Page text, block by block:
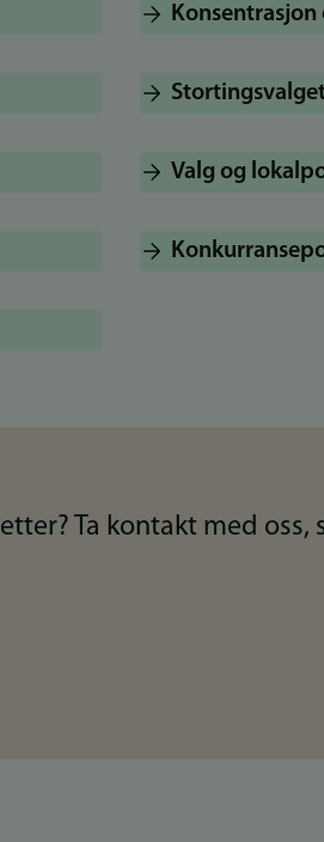
Konsentrasjon
Valg og
Ta kontakt med